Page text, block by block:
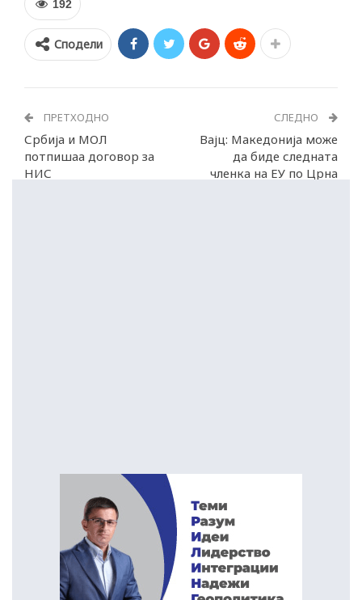
192
Сподели
ПРЕТХОДНО
Србија и МОЛ
потпишаа договор за
НИС
СЛЕДНО
Вајц: Македонија може
да биде следната
членка на ЕУ по Црна